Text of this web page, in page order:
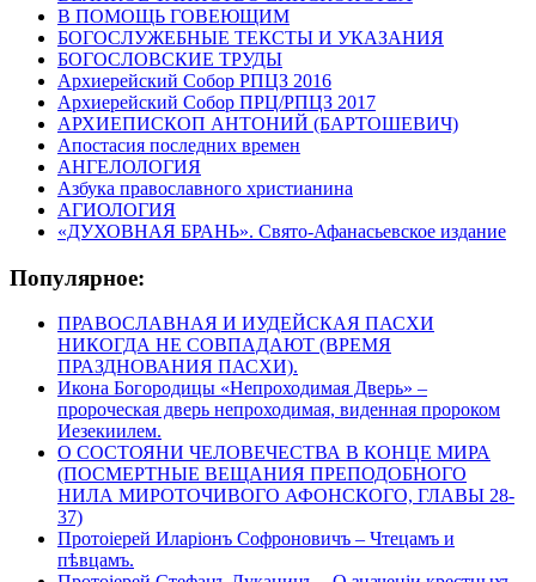
В ПОМОЩЬ ГОВЕЮЩИМ
БОГОСЛУЖЕБНЫЕ ТЕКСТЫ И УКАЗАНИЯ
БОГОСЛОВСКИЕ ТРУДЫ
Архиерейский Собор РПЦЗ 2016
Архиерейский Собор ПРЦ/РПЦЗ 2017
АРХИЕПИСКОП АНТОНИЙ (БАРТОШЕВИЧ)
Апостасия последних времен
АНГЕЛОЛОГИЯ
Азбука православного христианина
АГИОЛОГИЯ
«ДУХОВНАЯ БРАНЬ». Свято-Афанасьевское издание
Популярное:
ПРАВОСЛАВНАЯ И ИУДЕЙСКАЯ ПАСХИ
НИКОГДА НЕ СОВПАДАЮТ (ВРЕМЯ
ПРАЗДНОВАНИЯ ПАСХИ).
Икона Богородицы «Непроходимая Дверь» –
пророческая дверь непроходимая, виденная пророком
Иезекиилем.
О СОСТОЯНИ ЧЕЛОВЕЧЕСТВА В КОНЦЕ МИРА
(ПОСМЕРТНЫЕ ВЕЩАНИЯ ПРЕПОДОБНОГО
НИЛА МИРОТОЧИВОГО АФОНСКОГО, ГЛАВЫ 28-
37)
Протоіерей Иларіонъ Софроновичъ – Чтецамъ и
пѣвцамъ.